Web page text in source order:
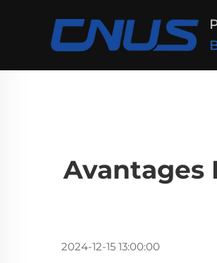
Avantages
2024-12-15 13:00:00